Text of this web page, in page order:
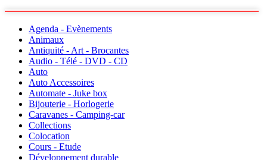
Agenda - Evènements
Animaux
Antiquité - Art - Brocantes
Audio - Télé - DVD - CD
Auto
Auto Accessoires
Automate - Juke box
Bijouterie - Horlogerie
Caravanes - Camping-car
Collections
Colocation
Cours - Etude
Développement durable